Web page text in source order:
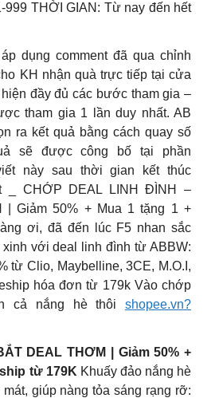
999 THỜI GIAN: Từ nay đến hết
dụng comment đã qua chỉnh
KH nhận quà trực tiếp tại cửa
đầy đủ các bước tham gia –
tham gia 1 lần duy nhất. AB
ra kết quả bằng cách quay số
sẽ được công bố tại phần
này sau thời gian kết thúc
_ CHỚP DEAL LINH ĐÌNH –
| Giảm 50% + Mua 1 tặng 1 +
ơi, đã đến lúc F5 nhan sắc
với deal linh đình từ ABBW:
từ Clio, Maybelline, 3CE, M.O.I,
hóa đơn từ 179k Vào chớp
cả nắng hè thôi shopee.vn?
DEAL THƠM | Giảm 50% +
từ 179K Khuấy đảo nắng hè
giúp nàng tỏa sáng rạng rỡ: